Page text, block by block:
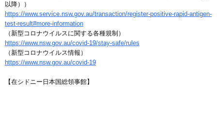
以降））
https://www.service.nsw.gov.au/transaction/register-positive-rapid-antigen-
test-result#more-information
（新型コロナウイルスに関する各種規制）
https://www.nsw.gov.au/covid-19/stay-safe/rules
（新型コロナウイルス情報）
https://www.nsw.gov.au/covid-19
【在シドニー日本国総領事館】